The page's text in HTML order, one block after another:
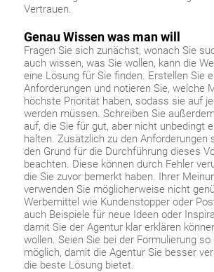
Vertrauen.
Genau Wissen was man will
Fragen Sie sich zunächst, wonach Sie
auch wissen, was Sie wollen, kann die
eine Lösung für Sie finden. Erstellen Sie
Anforderungen und notieren Sie, welche
höchste Priorität haben, sodass sie auf
werden müssen. Schreiben Sie
auf, die Sie für gut, aber nicht unbedingt
halten. Zusätzlich zu den Anforderungen
den Grund für die Durchführung dieses
beachten. Diese können durch Fehler
die Sie zuvor bemerkt haben. Ihrer
verwenden Sie möglicherweise nicht
Werbemittel wie Kundenstopper oder
auch Beispiele für neue Ideen oder
damit Sie der Agentur klar erklären
wollen. Seien Sie bei der Formulierung so
möglich, damit die Agentur Sie besser
die beste Lösung bietet.